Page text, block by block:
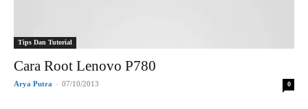
Tips Dan Tutorial
Cara Root Lenovo P780
Arya Putra - 07/10/2013 0